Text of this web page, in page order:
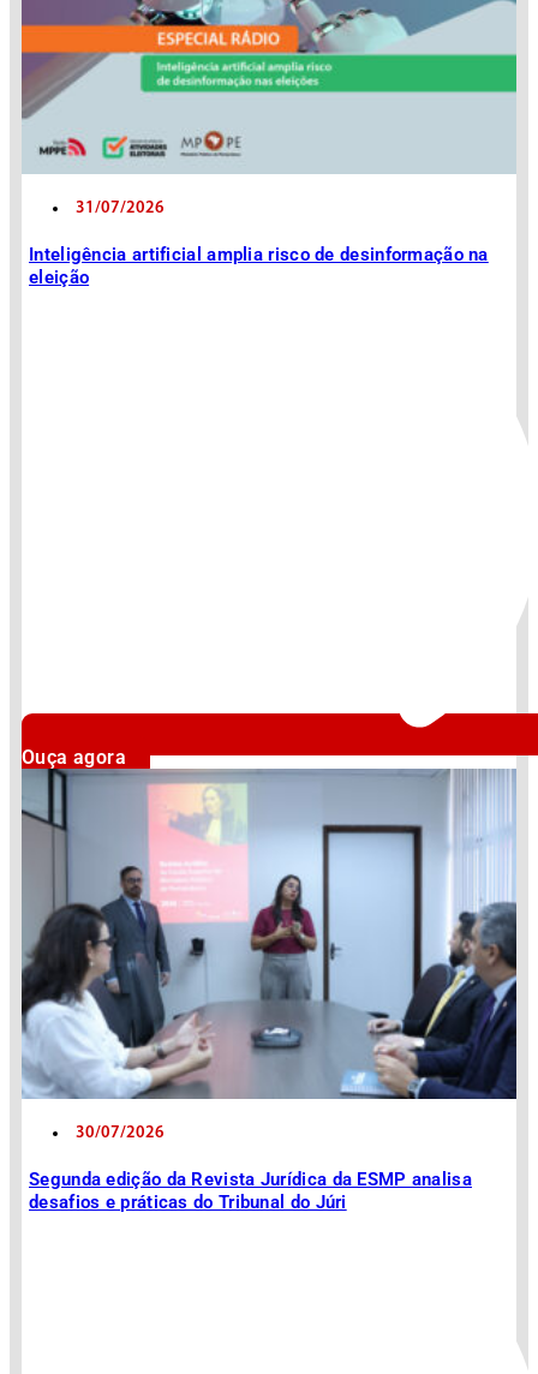
31/07/2026
Inteligência artificial amplia risco de desinformação na
eleição
Ouça agora
30/07/2026
Segunda edição da Revista Jurídica da ESMP analisa
desafios e práticas do Tribunal do Júri